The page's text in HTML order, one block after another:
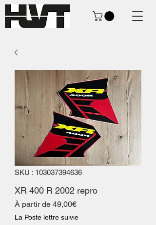
SKU : 103037394636
XR 400 R 2002 repro
À partir de 49,00€Prix
La Poste lettre suivie